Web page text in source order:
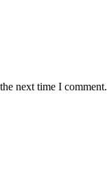
next time I comment.